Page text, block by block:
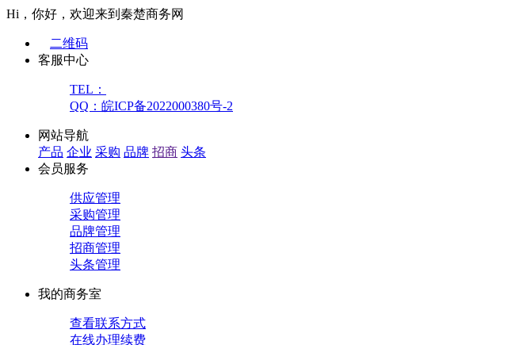
Hi，你好，欢迎来到秦楚商务网
二维码
客服中心
TEL：
QQ：皖ICP备2022000380号-2
网站导航
产品 企业 采购 品牌 招商 头条
会员服务
供应管理
采购管理
品牌管理
招商管理
头条管理
我的商务室
查看联系方式
在线办理续费